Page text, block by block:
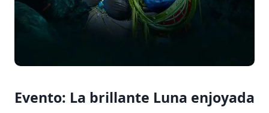
Evento: La brillante Luna enjoyada